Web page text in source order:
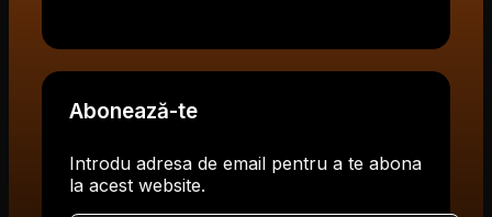
Abonează-te
Introdu adresa de email pentru a te abona
la acest website.